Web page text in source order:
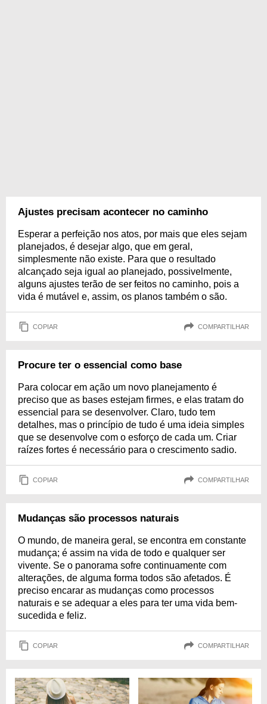
Ajustes precisam acontecer no caminho
Esperar a perfeição nos atos, por mais que eles sejam
planejados, é desejar algo, que em geral,
simplesmente não existe. Para que o resultado
alcançado seja igual ao planejado, possivelmente,
alguns ajustes terão de ser feitos no caminho, pois a
vida é mutável e, assim, os planos também o são.
COPIAR COMPARTILHAR
Procure ter o essencial como base
Para colocar em ação um novo planejamento é
preciso que as bases estejam firmes, e elas tratam do
essencial para se desenvolver. Claro, tudo tem
detalhes, mas o princípio de tudo é uma ideia simples
que se desenvolve com o esforço de cada um. Criar
raízes fortes é necessário para o crescimento sadio.
COPIAR COMPARTILHAR
Mudanças são processos naturais
O mundo, de maneira geral, se encontra em constante
mudança; é assim na vida de todo e qualquer ser
vivente. Se o panorama sofre continuamente com
alterações, de alguma forma todos são afetados. É
preciso encarar as mudanças como processos
naturais e se adequar a eles para ter uma vida bem-
sucedida e feliz.
COPIAR COMPARTILHAR